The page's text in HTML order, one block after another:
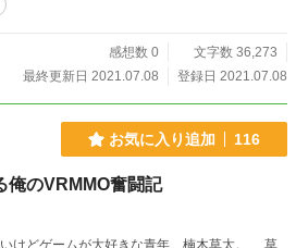
感想数 0
文字数 36,273
最終更新日 2021.07.08
登録日 2021.07.08
お気に入り追加 116
俺のVRMMO奮闘記
けどゲームが大好きな青年、楠木草太。 草